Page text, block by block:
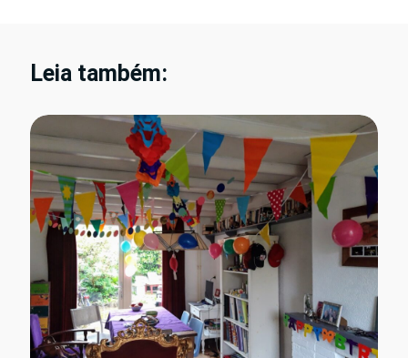
Leia também: